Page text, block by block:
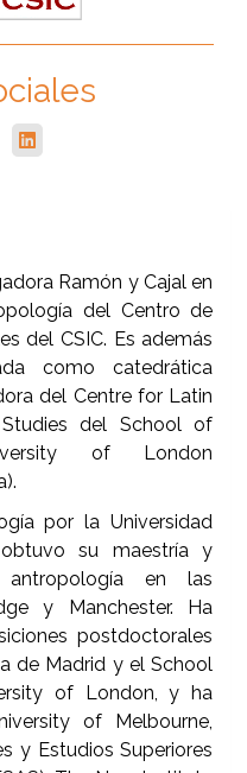
Ramón y Cajal en
del Centro de
del CSIC. Es además
como catedrática
del Centre for Latin
del School of
of London
por la Universidad
su maestría y
en las
y Manchester. Ha
postdoctorales
de Madrid y el School
of London, y ha
of Melbourne,
y Estudios Superiores